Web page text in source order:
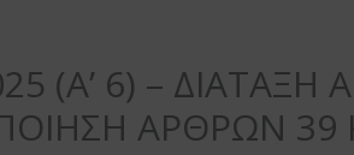
(Α’ 6) – ΔΙΑΤΑΞΗ
ΑΡΘΡΩΝ 39